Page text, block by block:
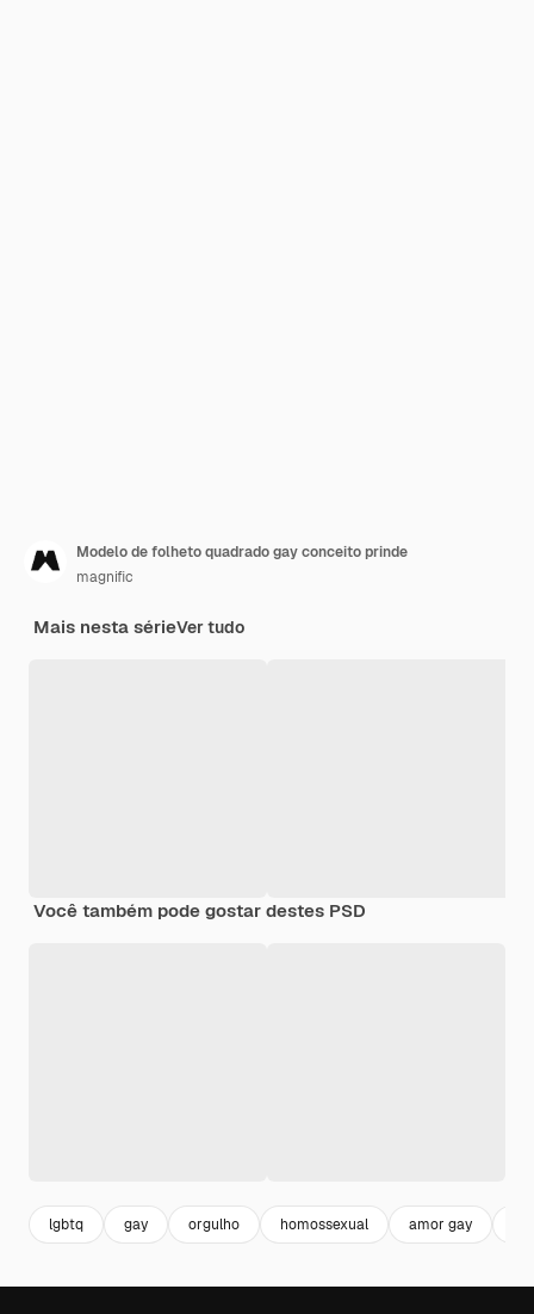
Modelo de folheto quadrado gay conceito prinde
magnific
Mais nesta sérieVer tudo
Você também pode gostar destes PSD
lgbtq gay orgulho homossexual amor gay